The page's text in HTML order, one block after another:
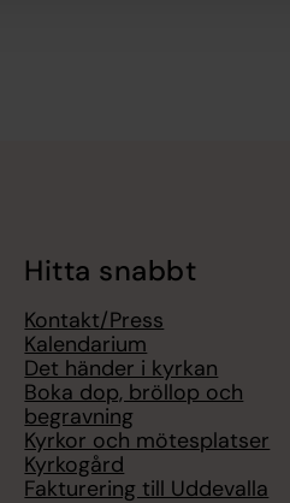
Hitta snabbt
Kontakt/Press
Kalendarium
Det händer i kyrkan
Boka dop, bröllop och
begravning
Kyrkor och mötesplatser
Kyrkogård
Fakturering till Uddevalla